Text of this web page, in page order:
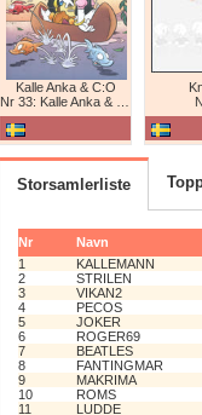
Kalle Anka & C:O
Nr 33: Kalle Anka & C:O
Storsamlerliste
Nr
Navn
1
KALLEMANN
2
STRILEN
3
VIKAN2
4
PECOS
5
JOKER
6
ROGER69
7
BEATLES
8
FANTINGMAR
9
MAKRIMA
10
ROMS
11
LUDDE